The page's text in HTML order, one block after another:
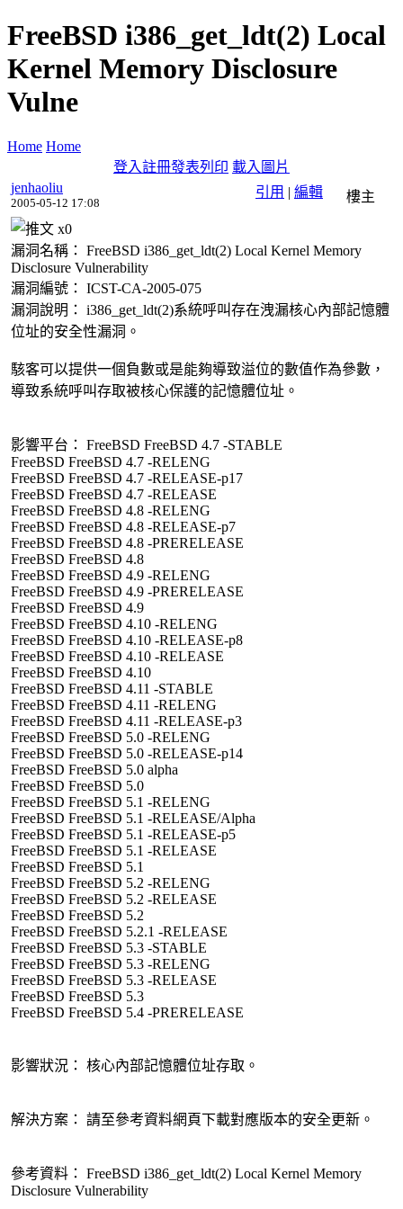
FreeBSD i386_get_ldt(2) Local
Kernel Memory Disclosure
Vulne
Home Home
登入註冊發表列印 載入圖片
引用 | 編輯
jenhaoliu
2005-05-12 17:08 樓主
x0
漏洞名稱： FreeBSD i386_get_ldt(2) Local Kernel Memory
Disclosure Vulnerability
漏洞編號： ICST-CA-2005-075
漏洞說明： i386_get_ldt(2)系統呼叫存在洩漏核心內部記憶體
位址的安全性漏洞。
駭客可以提供一個負數或是能夠導致溢位的數值作為參數，
導致系統呼叫存取被核心保護的記憶體位址。
影響平台： FreeBSD FreeBSD 4.7 -STABLE
FreeBSD FreeBSD 4.7 -RELENG
FreeBSD FreeBSD 4.7 -RELEASE-p17
FreeBSD FreeBSD 4.7 -RELEASE
FreeBSD FreeBSD 4.8 -RELENG
FreeBSD FreeBSD 4.8 -RELEASE-p7
FreeBSD FreeBSD 4.8 -PRERELEASE
FreeBSD FreeBSD 4.8
FreeBSD FreeBSD 4.9 -RELENG
FreeBSD FreeBSD 4.9 -PRERELEASE
FreeBSD FreeBSD 4.9
FreeBSD FreeBSD 4.10 -RELENG
FreeBSD FreeBSD 4.10 -RELEASE-p8
FreeBSD FreeBSD 4.10 -RELEASE
FreeBSD FreeBSD 4.10
FreeBSD FreeBSD 4.11 -STABLE
FreeBSD FreeBSD 4.11 -RELENG
FreeBSD FreeBSD 4.11 -RELEASE-p3
FreeBSD FreeBSD 5.0 -RELENG
FreeBSD FreeBSD 5.0 -RELEASE-p14
FreeBSD FreeBSD 5.0 alpha
FreeBSD FreeBSD 5.0
FreeBSD FreeBSD 5.1 -RELENG
FreeBSD FreeBSD 5.1 -RELEASE/Alpha
FreeBSD FreeBSD 5.1 -RELEASE-p5
FreeBSD FreeBSD 5.1 -RELEASE
FreeBSD FreeBSD 5.1
FreeBSD FreeBSD 5.2 -RELENG
FreeBSD FreeBSD 5.2 -RELEASE
FreeBSD FreeBSD 5.2
FreeBSD FreeBSD 5.2.1 -RELEASE
FreeBSD FreeBSD 5.3 -STABLE
FreeBSD FreeBSD 5.3 -RELENG
FreeBSD FreeBSD 5.3 -RELEASE
FreeBSD FreeBSD 5.3
FreeBSD FreeBSD 5.4 -PRERELEASE
影響狀況： 核心內部記憶體位址存取。
解決方案： 請至參考資料網頁下載對應版本的安全更新。
參考資料： FreeBSD i386_get_ldt(2) Local Kernel Memory
Disclosure Vulnerability